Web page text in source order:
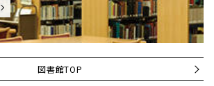
図書館TOP